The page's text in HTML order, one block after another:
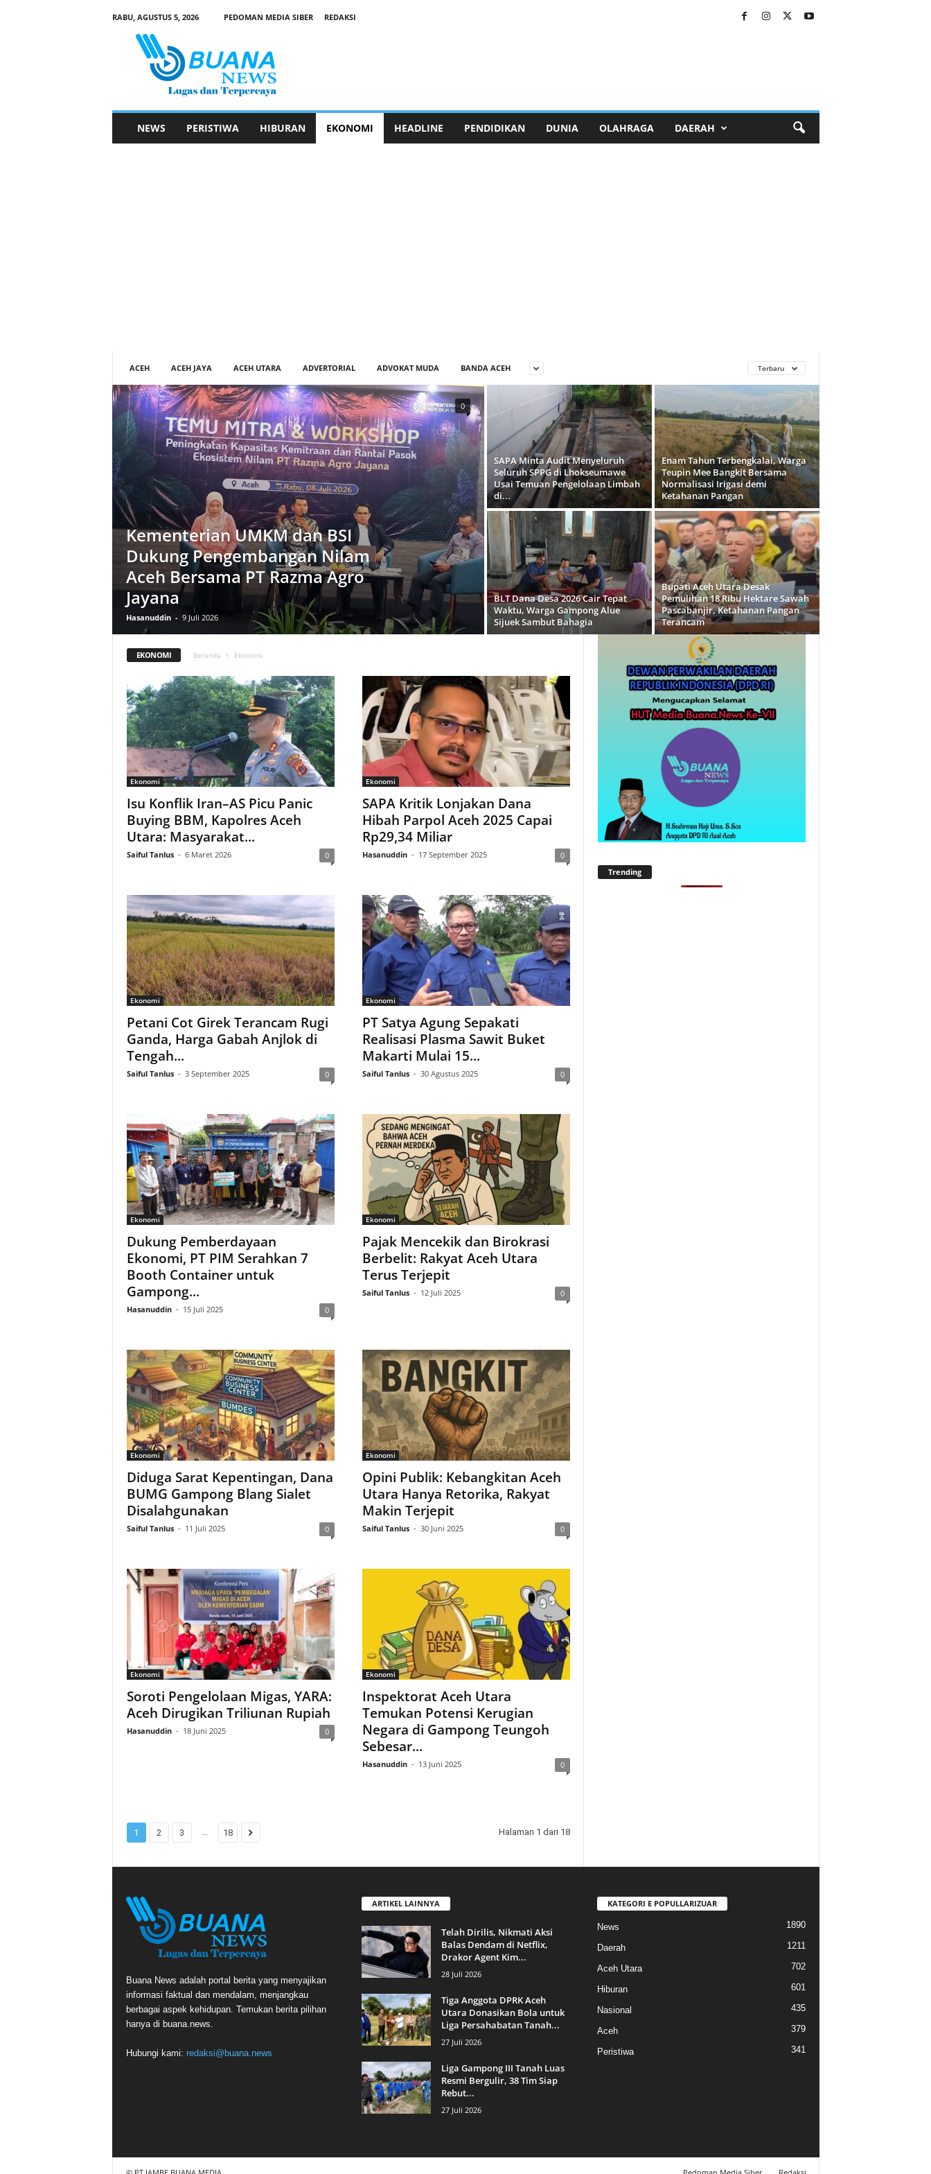
RABU, AGUSTUS 5, 2026 PEDOMAN MEDIA SIBER
REDAKSI
NEWS PERISTIWA HIBURAN EKONOMI HEADLINE PENDIDIKAN DUNIA OLAHRAGA DAERAH
ACEH ACEH JAYA ACEH UTARA ADVERTORIAL ADVOKAT MUDA BANDA ACEH Terbaru
Kementerian UMKM dan BSI
Dukung Pengembangan Nilam
Aceh Bersama PT Razma Agro
Jayana
Hasanuddin - 9 Juli 2026
0
SAPA Minta Audit Menyeluruh
Seluruh SPPG di Lhokseumawe
Usai Temuan Pengelolaan Limbah
di...
Enam Tahun Terbengkalai, Warga
Teupin Mee Bangkit Bersama
Normalisasi Irigasi demi
Ketahanan Pangan
BLT Dana Desa 2026 Cair Tepat
Waktu, Warga Gampong Alue
Sijuek Sambut Bahagia
Bupati Aceh Utara Desak
Pemulihan 18 Ribu Hektare Sawah
Pascabanjir, Ketahanan Pangan
Terancam
EKONOMI Beranda Ekonomi
Ekonomi
Isu Konflik Iran–AS Picu Panic
Buying BBM, Kapolres Aceh
Utara: Masyarakat...
Saiful Tanlus - 6 Maret 2026 0
Ekonomi
SAPA Kritik Lonjakan Dana
Hibah Parpol Aceh 2025 Capai
Rp29,34 Miliar
Hasanuddin - 17 September 2025 0
Ekonomi
Petani Cot Girek Terancam Rugi
Ganda, Harga Gabah Anjlok di
Tengah...
Saiful Tanlus - 3 September 2025 0
Ekonomi
PT Satya Agung Sepakati
Realisasi Plasma Sawit Buket
Makarti Mulai 15...
Saiful Tanlus - 30 Agustus 2025 0
Ekonomi
Dukung Pemberdayaan
Ekonomi, PT PIM Serahkan 7
Booth Container untuk
Gampong...
Hasanuddin - 15 Juli 2025 0
Ekonomi
Pajak Mencekik dan Birokrasi
Berbelit: Rakyat Aceh Utara
Terus Terjepit
Saiful Tanlus - 12 Juli 2025 0
Ekonomi
Diduga Sarat Kepentingan, Dana
BUMG Gampong Blang Sialet
Disalahgunakan
Saiful Tanlus - 11 Juli 2025 0
Ekonomi
Opini Publik: Kebangkitan Aceh
Utara Hanya Retorika, Rakyat
Makin Terjepit
Saiful Tanlus - 30 Juni 2025 0
Ekonomi
Soroti Pengelolaan Migas, YARA:
Aceh Dirugikan Triliunan Rupiah
Hasanuddin - 18 Juni 2025 0
Ekonomi
Inspektorat Aceh Utara
Temukan Potensi Kerugian
Negara di Gampong Teungoh
Sebesar...
Hasanuddin - 13 Juni 2025 0
1 2 3 ... 18 Halaman 1 dari 18
Trending
Buana News adalah portal berita yang menyajikan
informasi faktual dan mendalam, menjangkau
berbagai aspek kehidupan. Temukan berita pilihan
hanya di buana.news.
Hubungi kami: redaksi@buana.news
ARTIKEL LAINNYA
Telah Dirilis, Nikmati Aksi
Balas Dendam di Netflix,
Drakor Agent Kim...
28 Juli 2026
Tiga Anggota DPRK Aceh
Utara Donasikan Bola untuk
Liga Persahabatan Tanah...
27 Juli 2026
Liga Gampong III Tanah Luas
Resmi Bergulir, 38 Tim Siap
Rebut...
27 Juli 2026
KATEGORI E POPULLARIZUAR
News 1890
Daerah 1211
Aceh Utara 702
Hiburan 601
Nasional 435
Aceh 379
Peristiwa 341